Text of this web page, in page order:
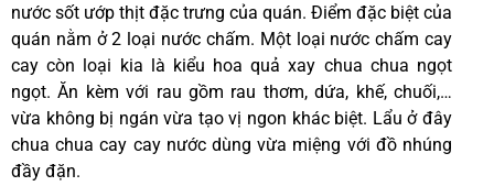
nước sốt ướp thịt đặc trưng của quán. Điểm đặc biệt của
quán nằm ở 2 loại nước chấm. Một loại nước chấm cay
cay còn loại kia là kiểu hoa quả xay chua chua ngọt
ngọt. Ăn kèm với rau gồm rau thơm, dứa, khế, chuối,…
vừa không bị ngán vừa tạo vị ngon khác biệt. Lẩu ở đây
chua chua cay cay nước dùng vừa miệng với đồ nhúng
đầy đặn.